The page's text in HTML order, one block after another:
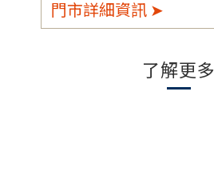
門市詳細資訊 ➤
了解更多